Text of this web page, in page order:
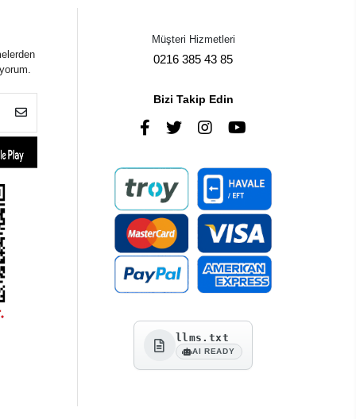
Müşteri Hizmetleri
0216 385 43 85
Bizi Takip Edin
llms.txt
AI READY